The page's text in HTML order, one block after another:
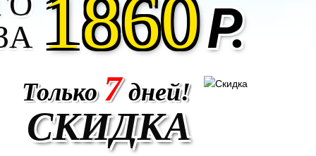
1860Р.
Только 7дней!
СКИДКА